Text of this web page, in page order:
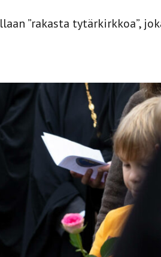
”rakasta tytärkirkkoa”,